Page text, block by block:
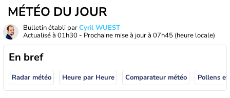
MÉTÉO DU JOUR
Bulletin établi parCyril WUEST
Actualisé à 01h30 - Prochaine mise à jour à 07h45 (heure locale)
En bref
Radar météo Heure par Heure Comparateur météo Pollens